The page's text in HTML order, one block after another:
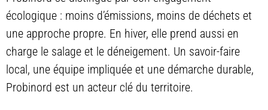
écologique : moins d’émissions, moins de déchets et
une approche propre. En hiver, elle prend aussi en
charge le salage et le déneigement. Un savoir-faire
local, une équipe impliquée et une démarche durable,
Probinord est un acteur clé du territoire.